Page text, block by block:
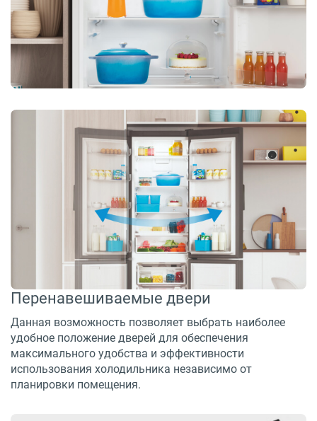
Перенавешиваемые двери
Данная возможность позволяет выбрать наиболее
удобное положение дверей для обеспечения
максимального удобства и эффективности
использования холодильника независимо от
планировки помещения.